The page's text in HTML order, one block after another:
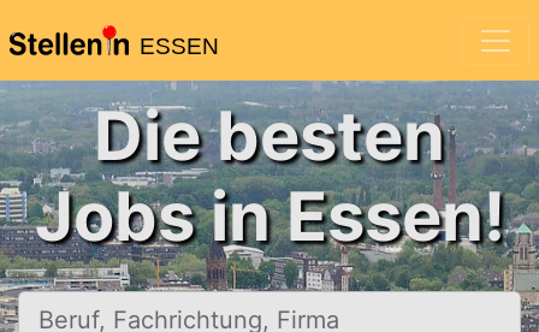
ESSEN
Die besten
Jobs in Essen!
Beruf, Fachrichtung, Firma